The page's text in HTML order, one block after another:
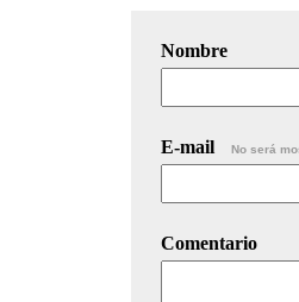
Nombre
E-mail No será
Comentario